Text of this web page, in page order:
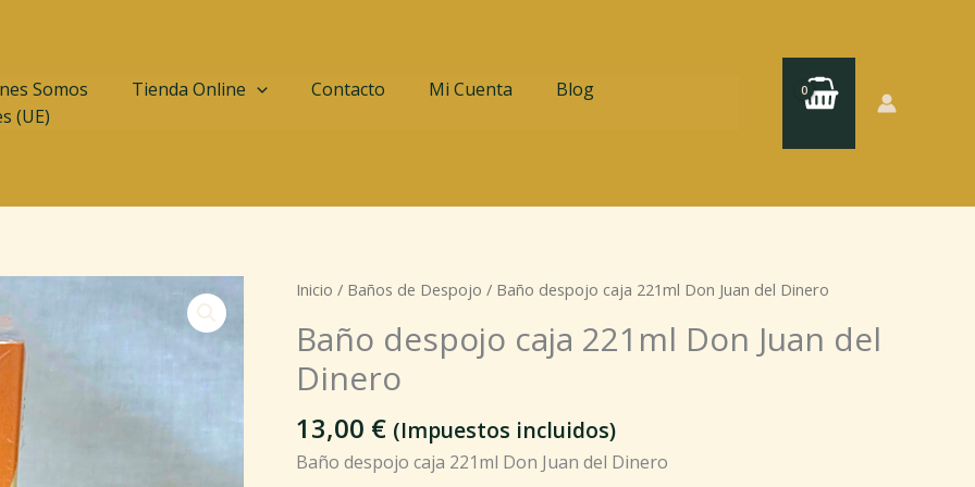
Somos Tienda Online Contacto Mi Cuenta
Blog
(UE)
Inicio / Baños de Despojo / Baño despojo caja 221ml Don Juan del Dinero
Baño despojo caja 221ml Don Juan del
Dinero
13,00 € (Impuestos incluidos)
Baño despojo caja 221ml Don Juan del Dinero
Baño
caja
221ml
Don
Juan
del